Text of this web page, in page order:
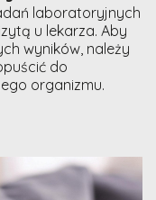
laboratoryjnych
u lekarza. Aby
wyników, należy
do
organizmu.